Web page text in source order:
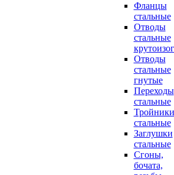
Фланцы
стальные
Отводы
стальные
Отводы
стальные
гнутые
Переходы
стальные
Тройники
стальные
Заглушки
стальные
Сгоны,
бочата,